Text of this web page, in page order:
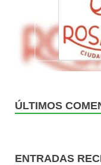
ÚLTIMOS
ENTRADAS